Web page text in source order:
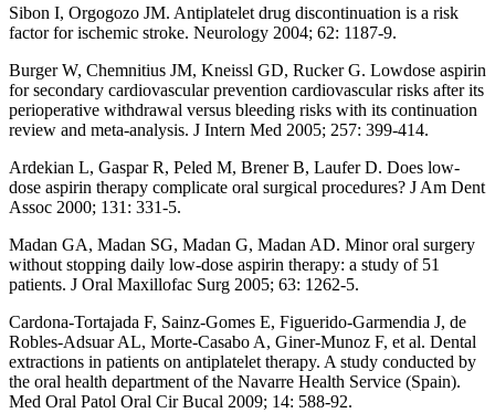
Sibon I, Orgogozo JM. Antiplatelet drug discontinuation is a risk
factor for ischemic stroke. Neurology 2004; 62: 1187-9.
Burger W, Chemnitius JM, Kneissl GD, Rucker G. Lowdose aspirin
for secondary cardiovascular prevention cardiovascular risks after its
perioperative withdrawal versus bleeding risks with its continuation
review and meta-analysis. J Intern Med 2005; 257: 399-414.
Ardekian L, Gaspar R, Peled M, Brener B, Laufer D. Does low-
dose aspirin therapy complicate oral surgical procedures? J Am Dent
Assoc 2000; 131: 331-5.
Madan GA, Madan SG, Madan G, Madan AD. Minor oral surgery
without stopping daily low-dose aspirin therapy: a study of 51
patients. J Oral Maxillofac Surg 2005; 63: 1262-5.
Cardona-Tortajada F, Sainz-Gomes E, Figuerido-Garmendia J, de
Robles-Adsuar AL, Morte-Casabo A, Giner-Munoz F, et al. Dental
extractions in patients on antiplatelet therapy. A study conducted by
the oral health department of the Navarre Health Service (Spain).
Med Oral Patol Oral Cir Bucal 2009; 14: 588-92.